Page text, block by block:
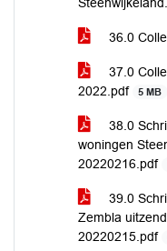
36.0
37.0
2022.pdf
5 MB
38.0
woningen
20220216.pdf
39.0
Zembla
20220215.pdf